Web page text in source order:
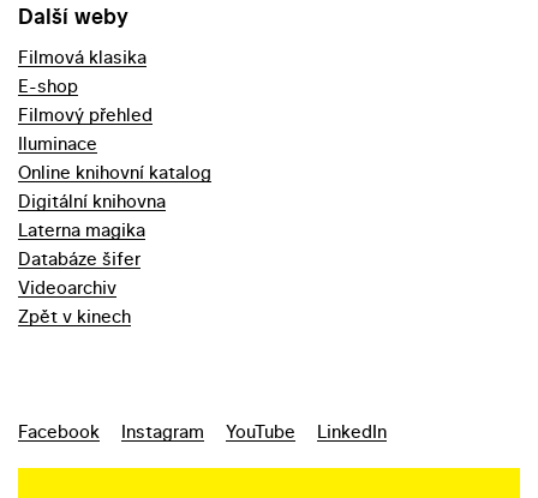
Další weby
Filmová klasika
E-shop
Filmový přehled
Iluminace
Online knihovní katalog
Digitální knihovna
Laterna magika
Databáze šifer
Videoarchiv
Zpět v kinech
Facebook Instagram YouTube LinkedIn